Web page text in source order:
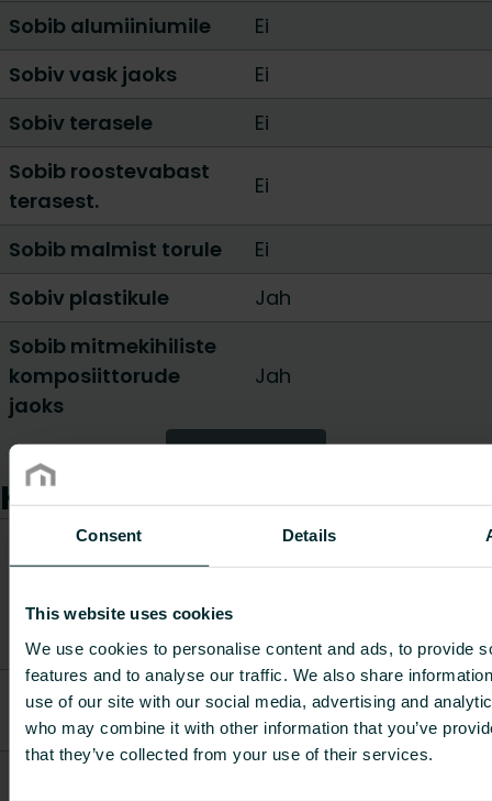
Consent Details
This website uses cookies
We use cookies to personalise content and ads, to provide
features and to analyse our traffic. We also share
use of our site with our social media, advertising and
who may combine it with other information that you’ve
that they’ve collected from your use of their services.
Sobib alumiiniumile
Ei
Sobiv vask jaoks
Ei
Sobiv terasele
Ei
Sobib roostevabast
terasest.
Ei
Sobib malmist torule
Ei
Sobiv plastikule
Jah
Sobib mitmekihiliste
komposiittorude
jaoks
Jah
Näita kõike
Kaubad
kirjeldus
CO2/
kohta
FAZTTCU2600000E0
cutter 14-
20 mm
200 0.45 -
CF Pipe